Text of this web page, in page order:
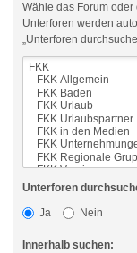
Wähle das Forum
Unterforen werden
„Unterforen
Unterforen
Ja
Nein
Innerhalb suchen: